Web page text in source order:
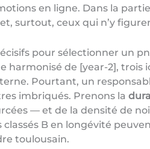
en ligne. Dans la
surtout, ceux qui n’y
pour sélectionner un
harmonisé de [year-2],
Pourtant, un
imbriqués. Prenons la
— et de la densité de
classés B en longévité
toulousain.